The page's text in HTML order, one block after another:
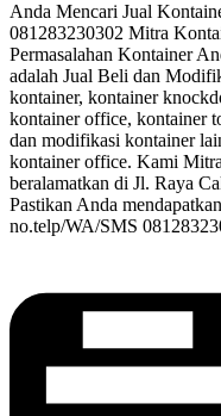
Anda Mencari Jual
081283230302 Mitra
Permasalahan Kontainer
adalah Jual Beli dan
kontainer, kontainer
kontainer office, kontainer
dan modifikasi kontainer
kontainer office. Kami
beralamatkan di Jl. Raya
Pastikan Anda
no.telp/WA/SMS